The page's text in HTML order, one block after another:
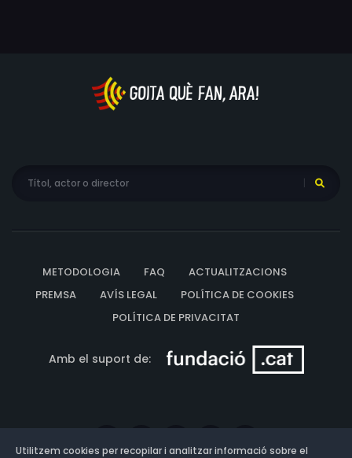
METODOLOGIA FAQ
ACTUALITZACIONS
PREMSA
AVÍS LEGAL
POLÍTICA DE COOKIES
POLÍTICA DE PRIVACITAT
Amb el suport de:
Utilitzem cookies per recopilar i analitzar informació sobre el